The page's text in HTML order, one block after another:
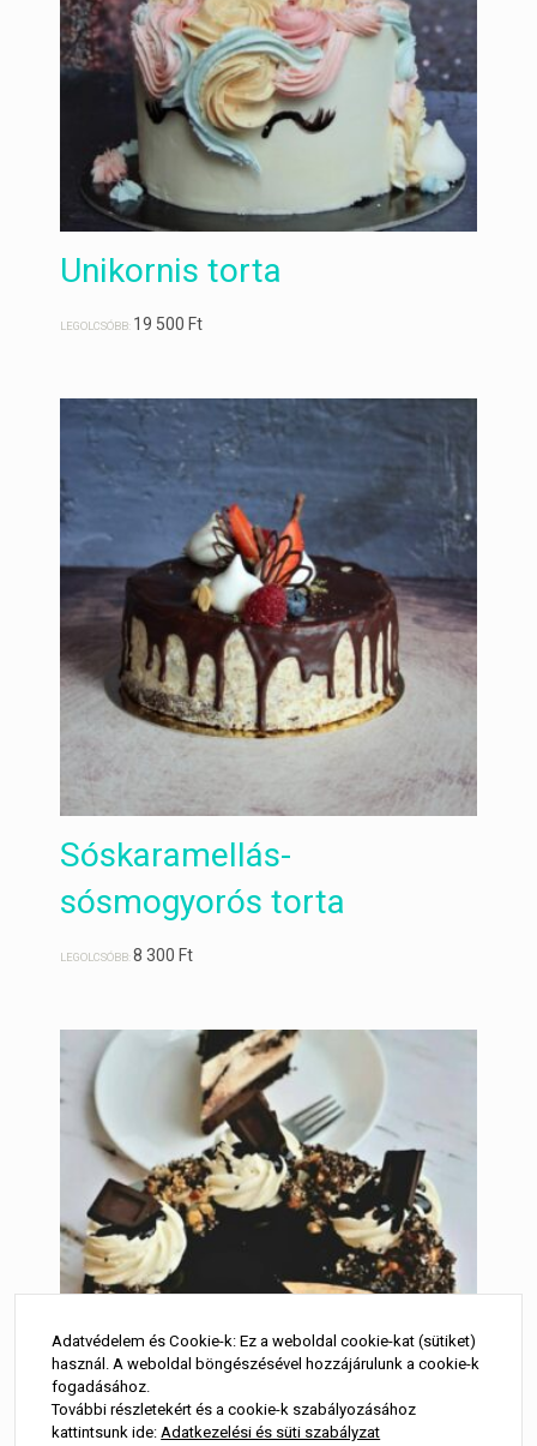
Unikornis torta
LEGOLCSÓBB: 19 500Ft
Sóskaramellás-
sósmogyorós torta
LEGOLCSÓBB:8 300Ft
Adatvédelem és Cookie-k: Ez a weboldal cookie-kat (sütiket)
használ. A weboldal böngészésével hozzájárulunk a cookie-k
fogadásához.
További részletekért és a cookie-k szabályozásához
kattintsunk ide:Adatkezelési és süti szabályzat